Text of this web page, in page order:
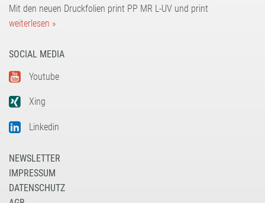
Mit den neuen Druckfolien print PP MR L-UV und print
weiterlesen »
SOCIAL MEDIA
Youtube
Xing
Linkedin
NEWSLETTER
IMPRESSUM
DATENSCHUTZ